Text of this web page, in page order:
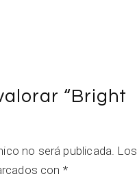
“Bright
no será publicada. Los
con *